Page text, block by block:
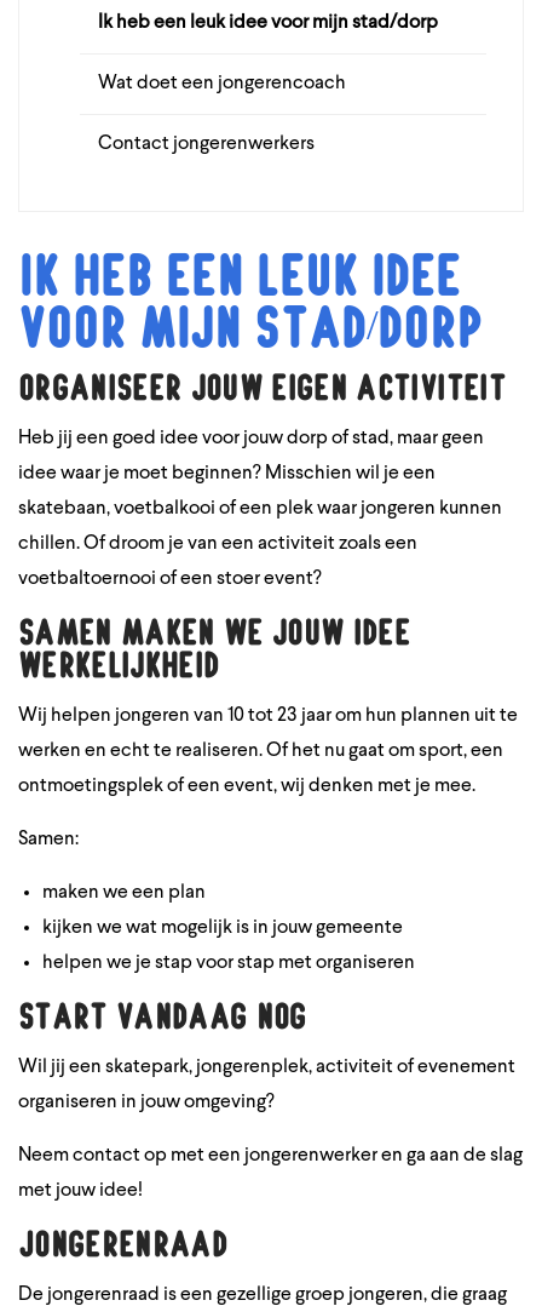
Ik heb een leuk idee voor mijn stad/dorp
Wat doet een jongerencoach
Contact jongerenwerkers
Ik heb een leuk idee
voor mijn stad/dorp
Organiseer jouw eigen activiteit
Heb jij een goed idee voor jouw dorp of stad, maar geen
idee waar je moet beginnen? Misschien wil je een
skatebaan, voetbalkooi of een plek waar jongeren kunnen
chillen. Of droom je van een activiteit zoals een
voetbaltoernooi of een stoer event?
Samen maken we jouw idee
werkelijkheid
Wij helpen jongeren van 10 tot 23 jaar om hun plannen uit te
werken en echt te realiseren. Of het nu gaat om sport, een
ontmoetingsplek of een event, wij denken met je mee.
Samen:
maken we een plan
kijken we wat mogelijk is in jouw gemeente
helpen we je stap voor stap met organiseren
Start vandaag nog
Wil jij een skatepark, jongerenplek, activiteit of evenement
organiseren in jouw omgeving?
Neem contact op met een jongerenwerker en ga aan de slag
met jouw idee!
Jongerenraad
De jongerenraad is een gezellige groep jongeren, die graag